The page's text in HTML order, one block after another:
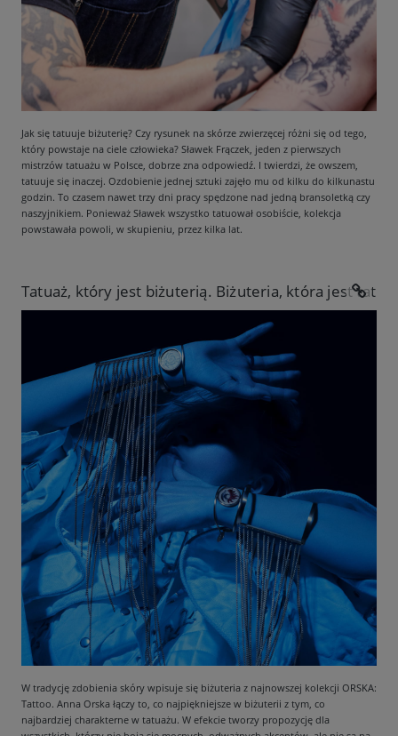
Jak się tatuuje biżuterię? Czy rysunek na skórze zwierzęcej różni się od tego,
który powstaje na ciele człowieka? Sławek Frączek, jeden z pierwszych
mistrzów tatuażu w Polsce, dobrze zna odpowiedź. I twierdzi, że owszem,
tatuuje się inaczej. Ozdobienie jednej sztuki zajęło mu od kilku do kilkunastu
godzin. To czasem nawet trzy dni pracy spędzone nad jedną bransoletką czy
naszyjnikiem. Ponieważ Sławek wszystko tatuował osobiście, kolekcja
powstawała powoli, w skupieniu, przez kilka lat.
Tatuaż, który jest biżuterią. Biżuteria, która jest
W tradycję zdobienia skóry wpisuje się biżuteria z najnowszej kolekcji ORSKA:
Tattoo. Anna Orska łączy to, co najpiękniejsze w biżuterii z tym, co
najbardziej charakterne w tatuażu. W efekcie tworzy propozycję dla